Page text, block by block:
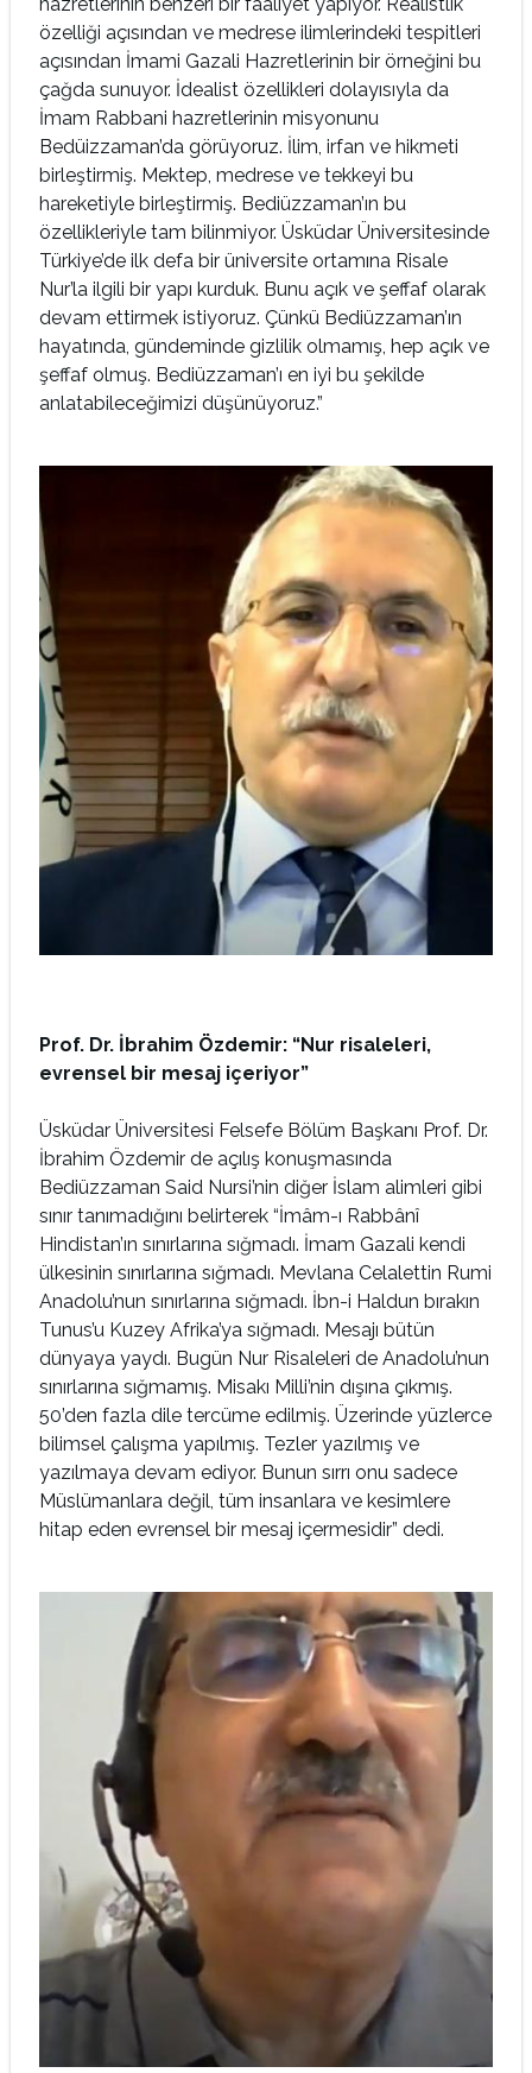
özelliği açısından ve medrese ilimlerindeki tespitleri
açısından İmami Gazali Hazretlerinin bir örneğini bu
çağda sunuyor. İdealist özellikleri dolayısıyla da
İmam Rabbani hazretlerinin misyonunu
Bedüizzaman’da görüyoruz. İlim, irfan ve hikmeti
birleştirmiş. Mektep, medrese ve tekkeyi bu
hareketiyle birleştirmiş. Bediüzzaman’ın bu
özellikleriyle tam bilinmiyor. Üsküdar Üniversitesinde
Türkiye’de ilk defa bir üniversite ortamına Risale
Nur’la ilgili bir yapı kurduk. Bunu açık ve şeffaf olarak
devam ettirmek istiyoruz. Çünkü Bediüzzaman’ın
hayatında, gündeminde gizlilik olmamış, hep açık ve
şeffaf olmuş. Bediüzzaman’ı en iyi bu şekilde
anlatabileceğimizi düşünüyoruz.”
Prof. Dr. İbrahim Özdemir: “Nur risaleleri,
evrensel bir mesaj içeriyor”
Üsküdar Üniversitesi Felsefe Bölüm Başkanı Prof. Dr.
İbrahim Özdemir de açılış konuşmasında
Bediüzzaman Said Nursi’nin diğer İslam alimleri gibi
sınır tanımadığını belirterek “İmâm-ı Rabbânî
Hindistan’ın sınırlarına sığmadı. İmam Gazali kendi
ülkesinin sınırlarına sığmadı. Mevlana Celalettin Rumi
Anadolu’nun sınırlarına sığmadı. İbn-i Haldun bırakın
Tunus’u Kuzey Afrika’ya sığmadı. Mesajı bütün
dünyaya yaydı. Bugün Nur Risaleleri de Anadolu’nun
sınırlarına sığmamış. Misakı Milli’nin dışına çıkmış.
50’den fazla dile tercüme edilmiş. Üzerinde yüzlerce
bilimsel çalışma yapılmış. Tezler yazılmış ve
yazılmaya devam ediyor. Bunun sırrı onu sadece
Müslümanlara değil, tüm insanlara ve kesimlere
hitap eden evrensel bir mesaj içermesidir” dedi.